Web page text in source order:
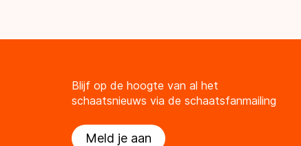
Blijf op de hoogte van al het
schaatsnieuws via de schaatsfanmailing
Meld je aan